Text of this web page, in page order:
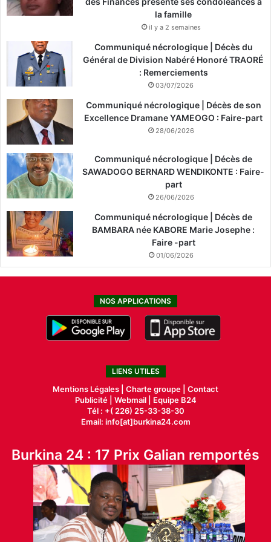
la famille
il y a 2 semaines
Communiqué nécrologique | Décès du
Général de Division Nabéré Honoré TRAORÉ
: Remerciements
03/07/2026
Communiqué nécrologique | Décès de son
Excellence Dramane YAMEOGO : Faire-part
28/06/2026
Communiqué nécrologique | Décès de
SAWADOGO BERNARD WENDIKONTE : Faire-
part
26/06/2026
Communiqué nécrologique | Décès de
BAMBARA née KABORE Marie Josephe :
Faire -part
01/06/2026
NOS APPLICATIONS
LIENS UTILES
Mentions Légales | Charte groupe | Contact
Publicité| Webmail |
Equipe B24
Tél : +( 226) 25-33-38-30
Email: info[at]burkina24.com
Burkina 24 : 17 Prix Galian remportés